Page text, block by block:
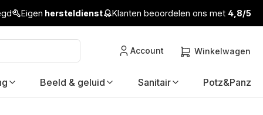
Eigen hersteldienst Klanten beoordelen ons met 4,8/5
Account Winkelwagen
Beeld & geluid Sanitair Potz&Panz